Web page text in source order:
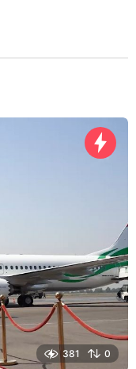
381 0